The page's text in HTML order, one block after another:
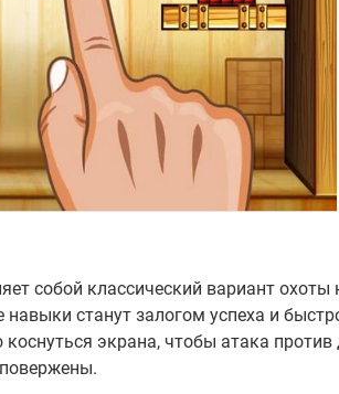
собой классический вариант охоты
станут залогом успеха и
экрана, чтобы атака